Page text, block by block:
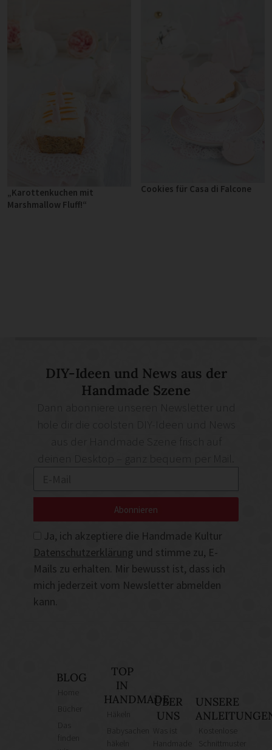
„Karottenkuchen mit
Marshmallow Fluff!“
Cookies für Casa di Falcone
DIY-Ideen und News aus der
Handmade Szene
deinen Desktop – ganz bequem per Mail.
Ja, ich akzeptiere die Handmade Kultur
Datenschutzerklärung und stimme zu, E-
Mails zu erhalten. Mir bewusst ist, dass ich
mich jederzeit vom Newsletter abmelden
kann.
Abonnieren
BLOG
TOP
IN
HANDMADEÜBER
UNS
Was ist
UNSERE
Kostenlose
Schnittmuster